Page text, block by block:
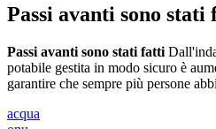
Passi avanti sono stati
Passi avanti sono stati fatti
potabile gestita in modo sicuro è
garantire che sempre più persone
acqua